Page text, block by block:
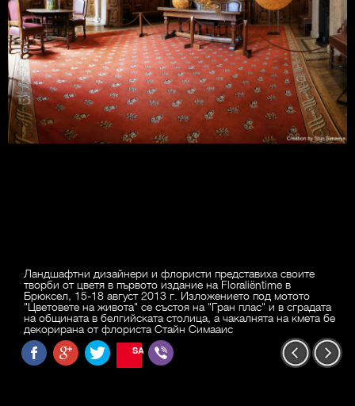
Ландшафтни дизайнери и флористи представиха своите
творби от цветя в първото издание на Floraliëntime в
Брюксел, 15-18 август 2013 г. Изложението под мотото
"Цветовете на живота" се състоя на "Гран плас" и в сградата
на общината в белгийската столица, а чакалнята на кмета бе
декорирана от флориста Стайн Симааис
SAVE